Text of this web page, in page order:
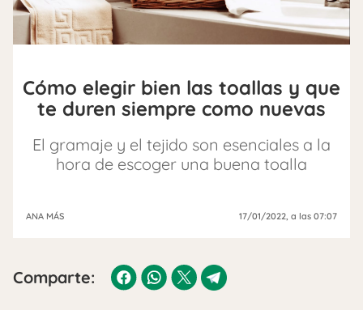
Cómo elegir bien las toallas y que
te duren siempre como nuevas
El gramaje y el tejido son esenciales a la
hora de escoger una buena toalla
ANA MÁS 17/01/2022 , a las 07:07
Comparte: